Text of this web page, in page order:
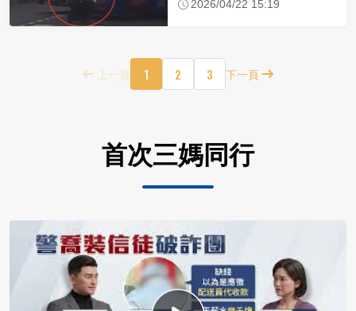
2026/04/22 15:19
上一頁 1 2 3 下一頁
首次三媽同行